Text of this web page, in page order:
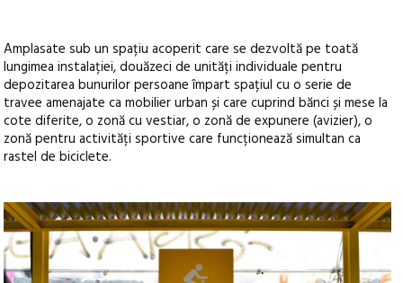
Amplasate sub un spațiu acoperit care se dezvoltă pe toată
lungimea instalației, douăzeci de unități individuale pentru
depozitarea bunurilor persoane împart spațiul cu o serie de
travee amenajate ca mobilier urban și care cuprind bănci și mese la
cote diferite, o zonă cu vestiar, o zonă de expunere (avizier), o
zonă pentru activități sportive care funcționează simultan ca
rastel de biciclete.